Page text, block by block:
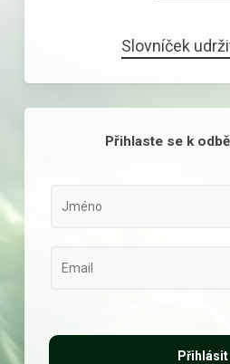
Slovníček
Přihlaste se k
t
i
Přihlásit